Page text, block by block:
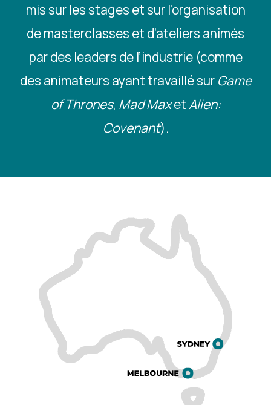
mis sur les stages et sur l’organisation
de masterclasses et d’ateliers animés
par des leaders de l’industrie (comme
des animateurs ayant travaillé sur Game
of Thrones, Mad MaxetAlien:
Covenant).